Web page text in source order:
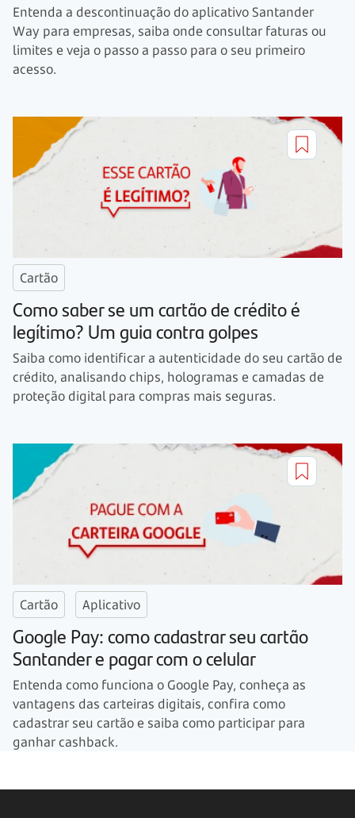
Entenda a descontinuação do aplicativo Santander
Way para empresas, saiba onde consultar faturas ou
limites e veja o passo a passo para o seu primeiro
acesso.
Cartão
Como saber se um cartão de crédito é
legítimo? Um guia contra golpes
Saiba como identificar a autenticidade do seu cartão de
crédito, analisando chips, hologramas e camadas de
proteção digital para compras mais seguras.
Cartão Aplicativo
Google Pay: como cadastrar seu cartão
Santander e pagar com o celular
Entenda como funciona o Google Pay, conheça as
vantagens das carteiras digitais, confira como
cadastrar seu cartão e saiba como participar para
ganhar cashback.